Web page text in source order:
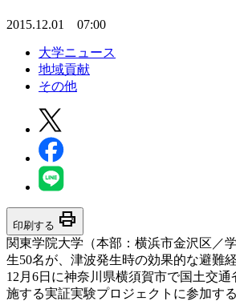
2015.12.01 07:00
大学ニュース
地域貢献
その他
印刷する print
関東学院大学（本部：横浜市金沢区／
生50名が、津波発生時の効果的な避難
12月6日に神奈川県横須賀市で国土交
施する実証実験プロジェクトに参加する